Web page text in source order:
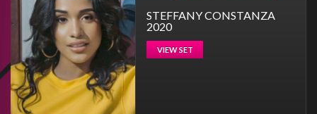
STEFFANY CONSTANZA
2020
VIEW SET